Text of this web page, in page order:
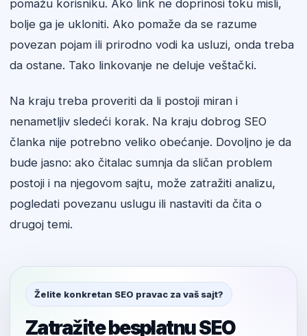
pomažu korisniku. Ako link ne doprinosi toku misli,
bolje ga je ukloniti. Ako pomaže da se razume
povezan pojam ili prirodno vodi ka usluzi, onda treba
da ostane. Tako linkovanje ne deluje veštački.
Na kraju treba proveriti da li postoji miran i
nenametljiv sledeći korak. Na kraju dobrog SEO
članka nije potrebno veliko obećanje. Dovoljno je da
bude jasno: ako čitalac sumnja da sličan problem
postoji i na njegovom sajtu, može zatražiti analizu,
pogledati povezanu uslugu ili nastaviti da čita o
drugoj temi.
Želite konkretan SEO pravac za vaš sajt?
Zatražite besplatnu SEO